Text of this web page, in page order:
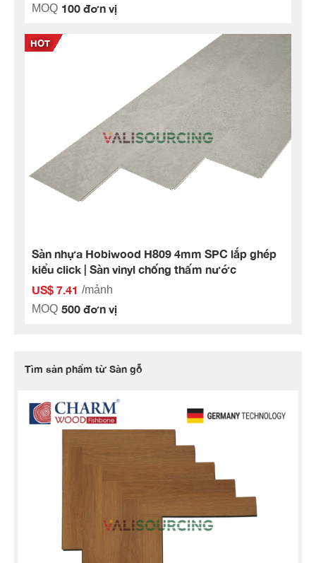
MOQ 100 đơn vị
Sàn nhựa Hobiwood H809 4mm SPC lắp ghép
kiểu click | Sàn vinyl chống thấm nước
US$ 7.41 /mảnh
MOQ 500 đơn vị
Tìm sản phẩm từ Sàn gỗ